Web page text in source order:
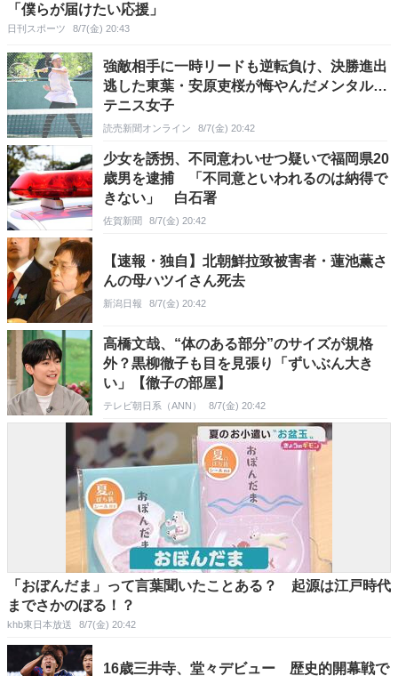
「僕らが届けたい応援」
日刊スポーツ 8/7(金) 20:43
強敵相手に一時リードも逆転負け、決勝進出
逃した東葉・安原吏桜が悔やんだメンタル…
テニス女子
読売新聞オンライン 8/7(金) 20:42
少女を誘拐、不同意わいせつ疑いで福岡県20
歳男を逮捕 「不同意といわれるのは納得で
きない」 白石署
佐賀新聞 8/7(金) 20:42
【速報・独自】北朝鮮拉致被害者・蓮池薫さ
んの母ハツイさん死去
新潟日報 8/7(金) 20:42
高橋文哉、“体のある部分”のサイズが規格
外？黒柳徹子も目を見張り「ずいぶん大き
い」【徹子の部屋】
テレビ朝日系（ANN） 8/7(金) 20:42
「おぼんだま」って言葉聞いたことある？ 起源は江戸時代
までさかのぼる！？
khb東日本放送 8/7(金) 20:42
16歳三井寺、堂々デビュー 歴史的開幕戦で